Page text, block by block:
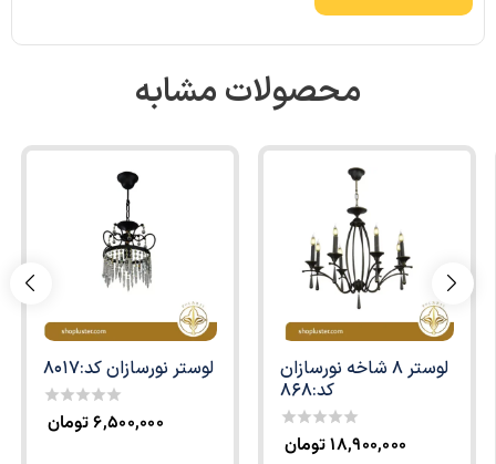
محصولات مشابه
لوستر نورسازان کد:8017
0
۶,۵۰۰,۰۰۰تومان
لوستر 8 شاخه نورسازان
کد:868
0
۱۸,۹۰۰,۰۰۰تومان